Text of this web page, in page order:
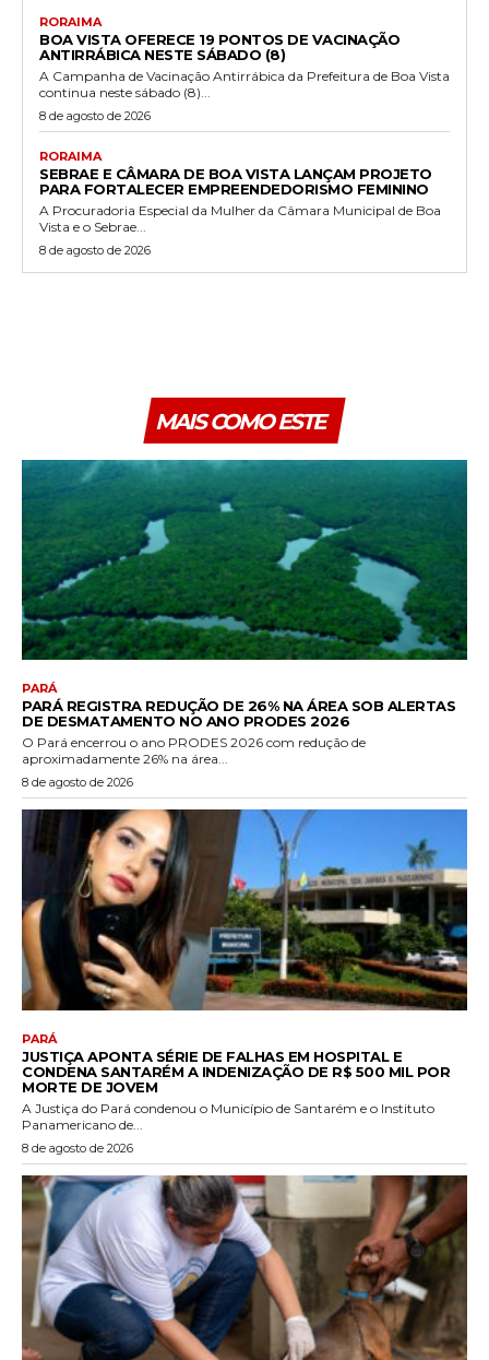
RORAIMA
BOA VISTA OFERECE 19 PONTOS DE VACINAÇÃO
ANTIRRÁBICA NESTE SÁBADO (8)
A Campanha de Vacinação Antirrábica da Prefeitura de Boa Vista
continua neste sábado (8)...
8 de agosto de 2026
RORAIMA
SEBRAE E CÂMARA DE BOA VISTA LANÇAM PROJETO
PARA FORTALECER EMPREENDEDORISMO FEMININO
A Procuradoria Especial da Mulher da Câmara Municipal de Boa
Vista e o Sebrae...
8 de agosto de 2026
MAIS COMO ESTE
PARÁ
PARÁ REGISTRA REDUÇÃO DE 26% NA ÁREA SOB ALERTAS
DE DESMATAMENTO NO ANO PRODES 2026
O Pará encerrou o ano PRODES 2026 com redução de
aproximadamente 26% na área...
8 de agosto de 2026
PARÁ
JUSTIÇA APONTA SÉRIE DE FALHAS EM HOSPITAL E
CONDENA SANTARÉM A INDENIZAÇÃO DE R$ 500 MIL POR
MORTE DE JOVEM
A Justiça do Pará condenou o Município de Santarém e o Instituto
Panamericano de...
8 de agosto de 2026